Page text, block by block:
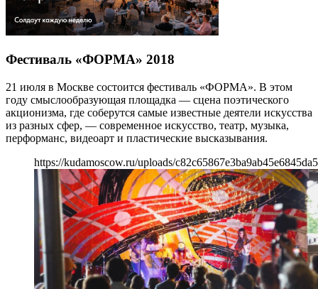
Фестиваль «ФОРМА» 2018
21 июля в Москве состоится фестиваль «ФОРМА». В этом
году смыслообразующая площадка — сцена поэтического
акционизма, где соберутся самые известные деятели искусства
из разных сфер, — современное искусство, театр, музыка,
перформанс, видеоарт и пластические высказывания.
https://kudamoscow.ru/uploads/